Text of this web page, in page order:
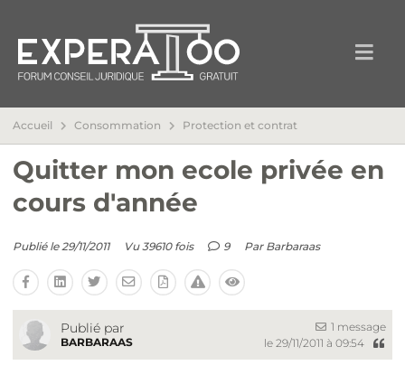
Accueil Consommation Protection et contrat
Quitter mon ecole privée en
cours d'année
Publié le 29/11/2011 Vu 39610 fois 9 Par Barbaraas
Publié par
BARBARAAS
1 message
le 29/11/2011 à 09:54